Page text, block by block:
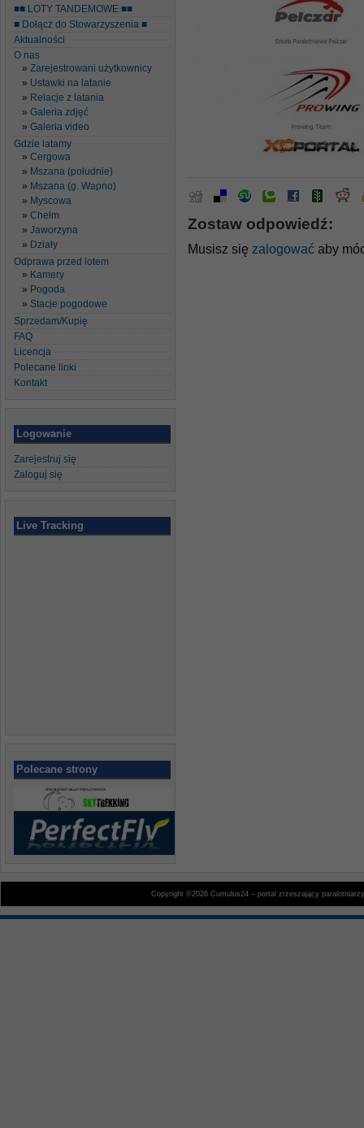
■■ LOTY TANDEMOWE ■■
■ Dołącz do Stowarzyszenia ■
Aktualności
O nas
Zarejestrowani użytkownicy
Ustawki na latanie
Relacje z latania
Galeria zdjęć
Galeria video
Gdzie latamy
Cergowa
Mszana (południe)
Mszana (g. Wapno)
Myscowa
Chełm
Jaworzyna
Działy
Odprawa przed lotem
Kamery
Pogoda
Stacje pogodowe
Sprzedam/Kupię
FAQ
Licencja
Polecane linki
Kontakt
Logowanie
Zarejestruj się
Zaloguj się
Live Tracking
Polecane strony
Zostaw odpowiedź:
Musisz się zalogować aby
Copyright ©2026 Cumulus24 – portal zrzeszający